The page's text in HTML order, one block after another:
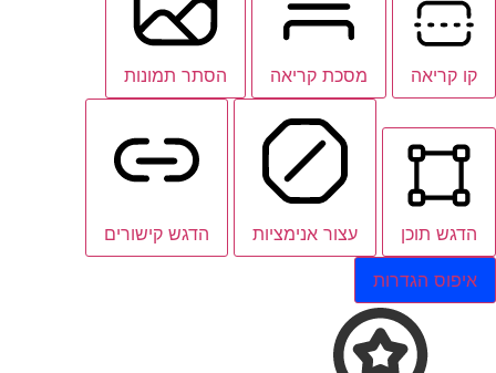
קו קריאה מסכת קריאה הסתר תמונות
הדגש תוכן עצור אנימציות הדגש קישורים
איפוס הגדרות